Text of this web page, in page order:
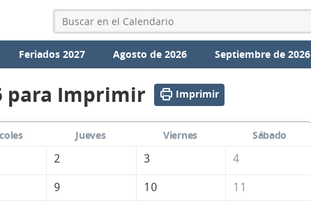
Feriados 2027 Agosto de 2026 Septiembre de 2026
para Imprimir Imprimir
Jueves Viernes
Sábado
2 3 4
9 10
11